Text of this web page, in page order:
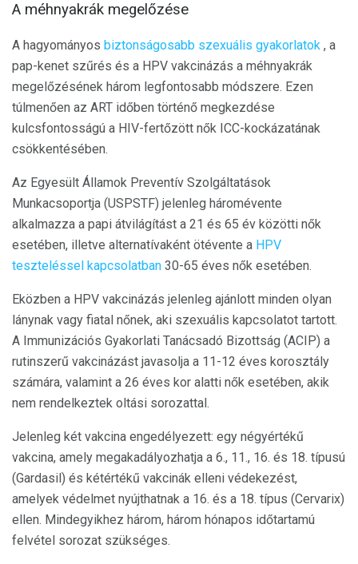
A méhnyakrák megelőzése
A hagyományos biztonságosabb szexuális gyakorlatok , a
pap-kenet szűrés és a HPV vakcinázás a méhnyakrák
megelőzésének három legfontosabb módszere. Ezen
túlmenően az ART időben történő megkezdése
kulcsfontosságú a HIV-fertőzött nők ICC-kockázatának
csökkentésében.
Az Egyesült Államok Preventív Szolgáltatások
Munkacsoportja (USPSTF) jelenleg háromévente
alkalmazza a papi átvilágítást a 21 és 65 év közötti nők
esetében, illetve alternatívaként ötévente a HPV
teszteléssel kapcsolatban 30-65 éves nők esetében.
Eközben a HPV vakcinázás jelenleg ajánlott minden olyan
lánynak vagy fiatal nőnek, aki szexuális kapcsolatot tartott.
A Immunizációs Gyakorlati Tanácsadó Bizottság (ACIP) a
rutinszerű vakcinázást javasolja a 11-12 éves korosztály
számára, valamint a 26 éves kor alatti nők esetében, akik
nem rendelkeztek oltási sorozattal.
Jelenleg két vakcina engedélyezett: egy négyértékű
vakcina, amely megakadályozhatja a 6., 11., 16. és 18. típusú
(Gardasil) és kétértékű vakcinák elleni védekezést,
amelyek védelmet nyújthatnak a 16. és a 18. típus (Cervarix)
ellen. Mindegyikhez három, három hónapos időtartamú
felvétel sorozat szükséges.